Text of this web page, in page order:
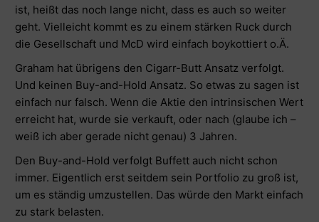
ist, heißt das noch lange nicht, dass es auch so weiter
geht. Vielleicht kommt es zu einem stärken Ruck durch
die Gesellschaft und McD wird einfach boykottiert o.Ä.
Graham hat übrigens den Cigarr-Butt Ansatz verfolgt.
Und keinen Buy-and-Hold Ansatz. So etwas zu sagen ist
einfach nur falsch. Wenn die Aktie den intrinsischen Wert
erreicht hat, wurde sie verkauft, oder nach (glaube ich –
weiß ich aber gerade nicht genau) 3 Jahren.
Den Buy-and-Hold verfolgt Buffett auch nicht schon
immer. Eigentlich erst seitdem sein Portfolio zu groß ist,
um es ständig umzustellen. Das würde den Markt einfach
zu stark belasten.